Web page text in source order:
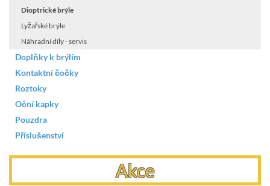
Dioptrické brýle
Lyžařské brýle
Náhradní díly - servis
Doplňky k brýlím
Kontaktní čočky
Roztoky
Oční kapky
Pouzdra
Příslušenství
Akce